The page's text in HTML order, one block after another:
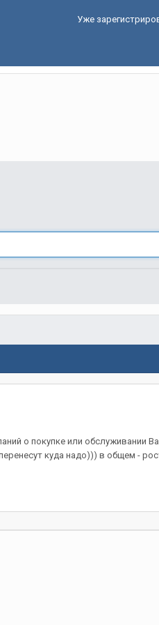
Уже
о покупке или обслуживании
куда надо))) в общем -